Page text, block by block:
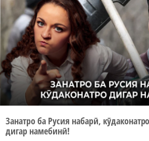
Занатро ба Русия набарӣ, кӯдаконатро
дигар намебинӣ!